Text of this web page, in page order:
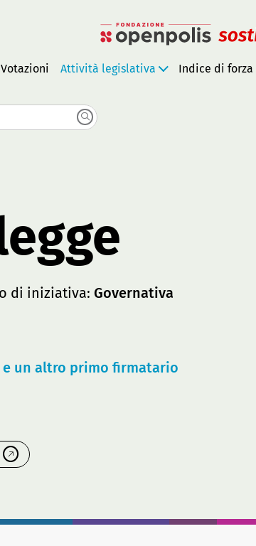
Votazioni Attività legislativa Indice di forza
di iniziativa: Governativa
e un altro primo firmatario